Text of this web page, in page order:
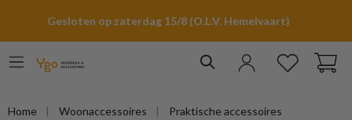
Gesloten op zaterdag 15/8 (O.L.V. Hemelvaart)
Home Woonaccessoires
Praktische accessoires